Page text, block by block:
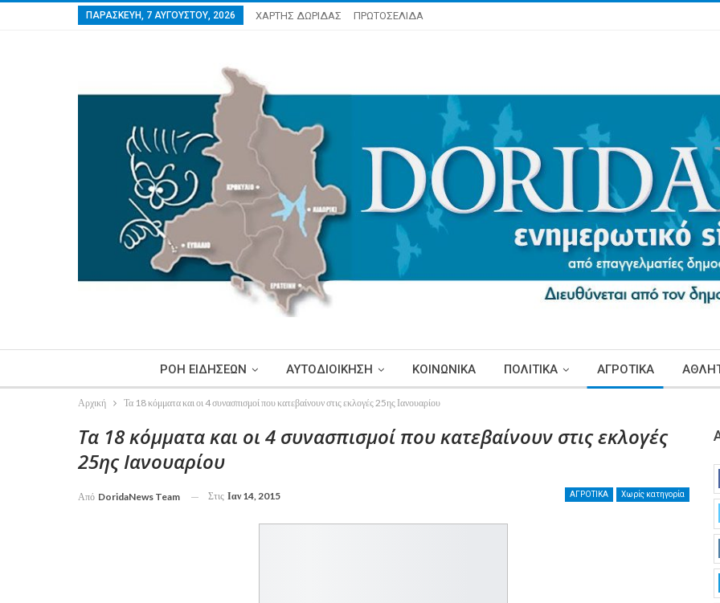
ΠΑΡΑΣΚΕΥΉ, 7 ΑΥΓΟΎΣΤΟΥ, 2026 ΧΑΡΤΗΣ ΔΩΡΙΔΑΣ ΠΡΩΤΟΣΕΛΙΔΑ
ΡΟΗ ΕΙΔΗΣΕΩΝ ΑΥΤΟΔΙΟΙΚΗΣΗ ΚΟΙΝΩΝΙΚΑ ΠΟΛΙΤΙΚΑ ΑΓΡΟΤΙΚΑ
Αρχική Τα 18 κόμματα και οι 4 συνασπισμοί που κατεβαίνουν στις εκλογές 25ης Ιανουαρίου
Τα 18 κόμματα και οι 4 συνασπισμοί που κατεβαίνουν στις εκλογές
25ης Ιανουαρίου
ΑΓΡΟΤΙΚΑ Χωρίς κατηγορία
Από DoridaNews Team Στις Ιαν 14, 2015